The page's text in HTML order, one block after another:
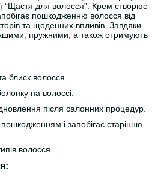
“Щастя для волосся”. Крем створює
пошкодженню волосся від
та щоденних впливів. Завдяки
пружними, а також отримують
блиск волосся.
на волоссі.
після салонних процедур.
і запобігає старінню
волосся.